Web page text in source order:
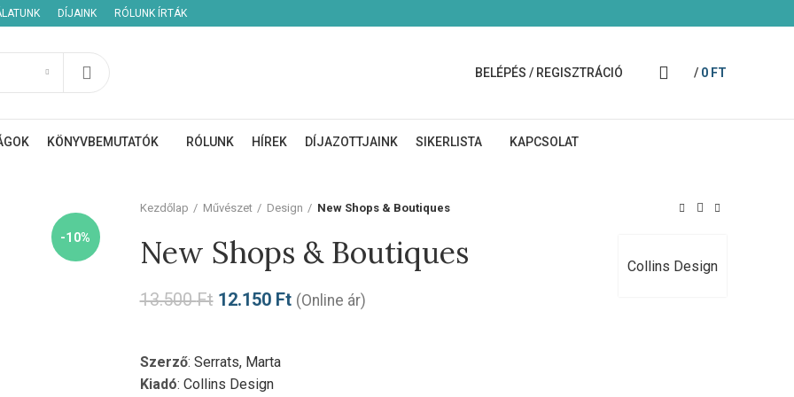
DÍJAINK RÓLUNK ÍRTÁK
BELÉPÉS / REGISZTRÁCIÓ / 0 FT
KÖNYVBEMUTATÓK RÓLUNK HÍREK DÍJAZOTTJAINK SIKERLISTA KAPCSOLAT
-10%
Kezdőlap
Művészet Design New Shops & Boutiques
Collins Design
New Shops & Boutiques
13.500Ft 12.150 Ft (Online ár)
Szerző: Serrats, Marta
Kiadó: Collins Design